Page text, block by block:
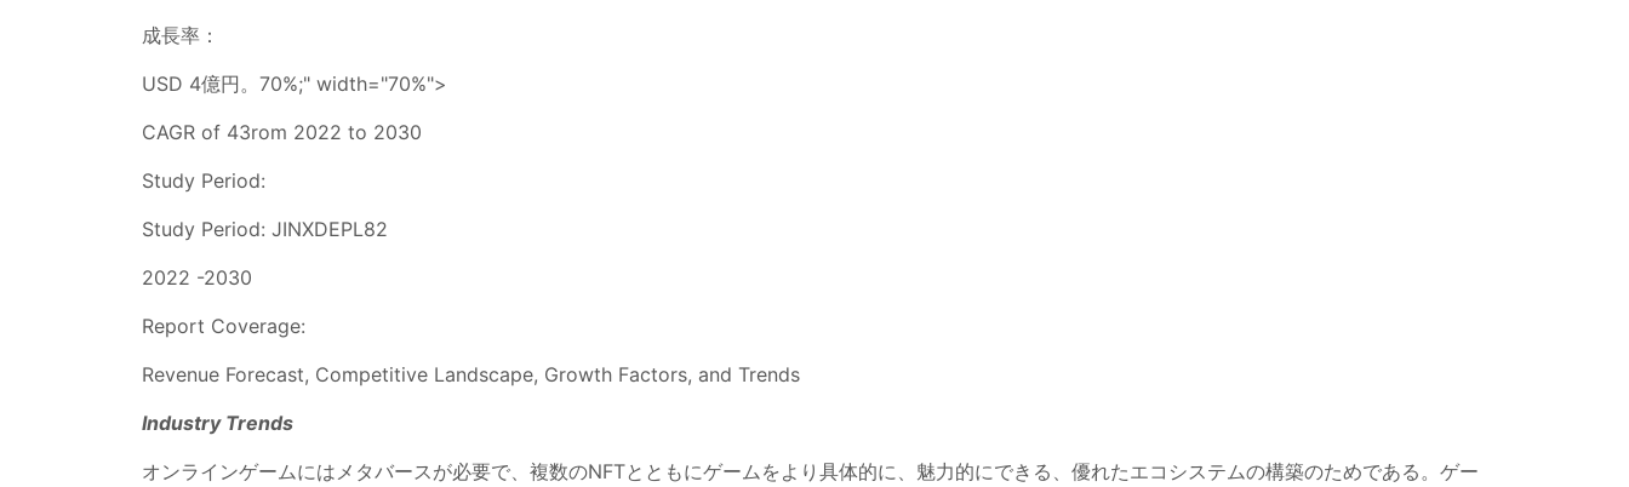
成長率：
USD 4億円。70%;" width="70%">
CAGR of 43rom 2022 to 2030
Study Period:
Study Period: JINXDEPL82
2022 -2030
Report Coverage:
Revenue Forecast, Competitive Landscape, Growth Factors, and Trends
Industry Trends
オンラインゲームにはメタバースが必要で、複数のNFTとともにゲームをより具体的に、魅力的にできる、優れたエコシステムの構築のためである。ゲー